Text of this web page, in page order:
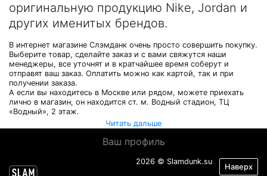
оригинальную продукцию Nike, Jordan и
других именитых брендов.
В интернет магазине Слэмданк очень просто совершить покупку.
Выберите товар, сделайте заказ и с вами свяжутся наши
менеджеры, все уточнят и в кратчайшее время соберут и
отправят ваш заказ. Оплатить можно как картой, так и при
получении заказа.
А если вы находитесь в Москве или рядом, можете приехать
лично в магазин, он находится ст. м. Водный стадион, ТЦ
«Водный», 2 этаж.
Читать дальше
Ваш профиль
Наверх
2026 © Slamdunk.su